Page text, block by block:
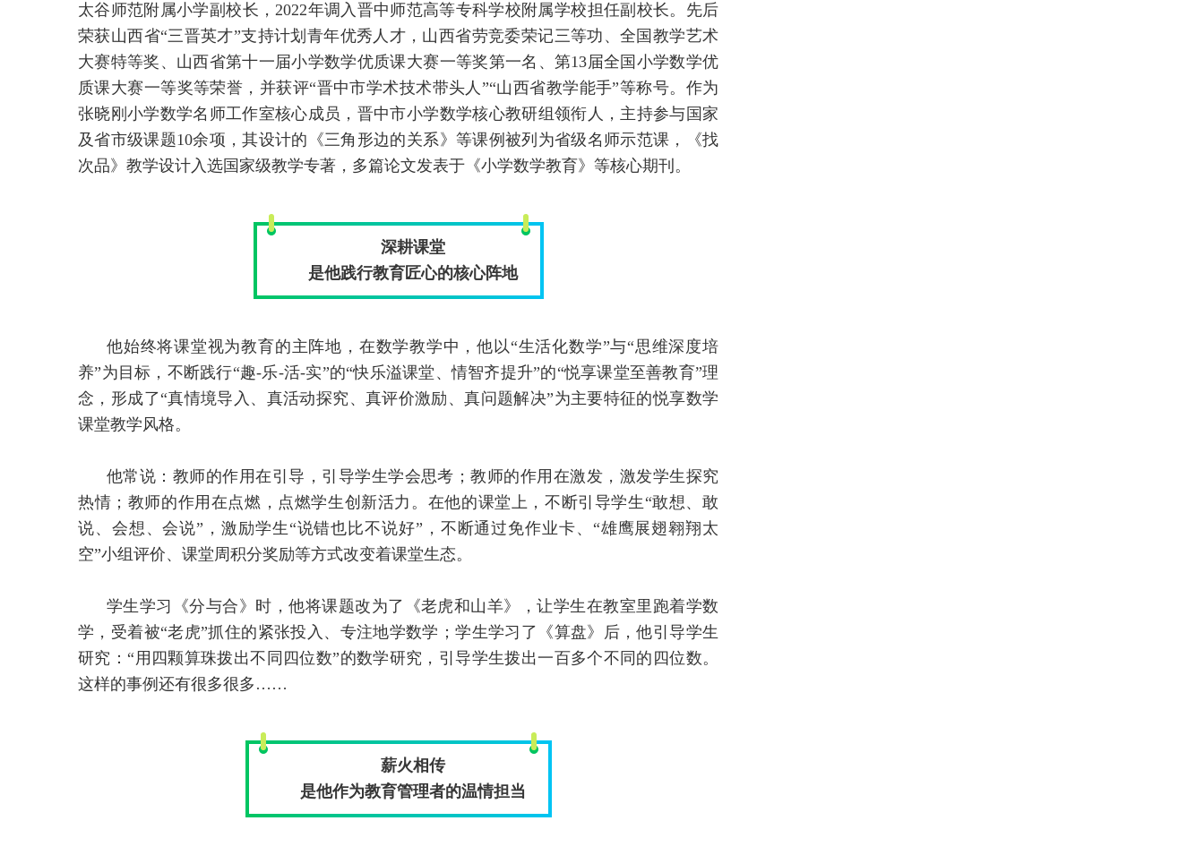
太谷师范附属小学副校长，2022年调入晋中师范高等专科学校附属学校担任副校长。先后
荣获山西省“三晋英才”支持计划青年优秀人才，山西省劳竞委荣记三等功、全国教学艺术
大赛特等奖、山西省第十一届小学数学优质课大赛一等奖第一名、第13届全国小学数学优
质课大赛一等奖等荣誉，并获评“晋中市学术技术带头人”“山西省教学能手”等称号。作为
张晓刚小学数学名师工作室核心成员，晋中市小学数学核心教研组领衔人，主持参与国家
及省市级课题10余项，其设计的《三角形边的关系》等课例被列为省级名师示范课，《找
次品》教学设计入选国家级教学专著，多篇论文发表于《小学数学教育》等核心期刊。
深耕课堂
是他践行教育匠心的核心阵地
他始终将课堂视为教育的主阵地，在数学教学中，他以“生活化数学”与“思维深度培
养”为目标，不断践行“趣-乐-活-实”的“快乐溢课堂、情智齐提升”的“悦享课堂至善教育”理
念，形成了“真情境导入、真活动探究、真评价激励、真问题解决”为主要特征的悦享数学
课堂教学风格。
他常说：教师的作用在引导，引导学生学会思考；教师的作用在激发，激发学生探究
热情；教师的作用在点燃，点燃学生创新活力。在他的课堂上，不断引导学生“敢想、敢
说、会想、会说”，激励学生“说错也比不说好”，不断通过免作业卡、“雄鹰展翅翱翔太
空”小组评价、课堂周积分奖励等方式改变着课堂生态。
学生学习《分与合》时，他将课题改为了《老虎和山羊》，让学生在教室里跑着学数
学，受着被“老虎”抓住的紧张投入、专注地学数学；学生学习了《算盘》后，他引导学生
研究：“用四颗算珠拨出不同四位数”的数学研究，引导学生拨出一百多个不同的四位数。
这样的事例还有很多很多……
薪火相传
是他作为教育管理者的温情担当